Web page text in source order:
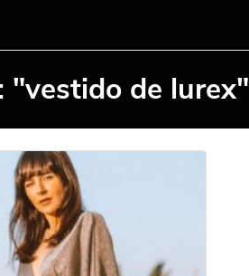
"vestido de lurex"